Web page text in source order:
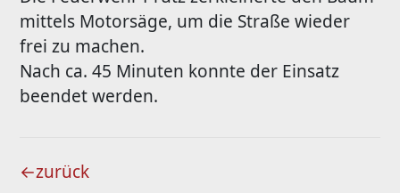
mittels Motorsäge, um die Straße wieder
frei zu machen.
Nach ca. 45 Minuten konnte der Einsatz
beendet werden.
←zurück